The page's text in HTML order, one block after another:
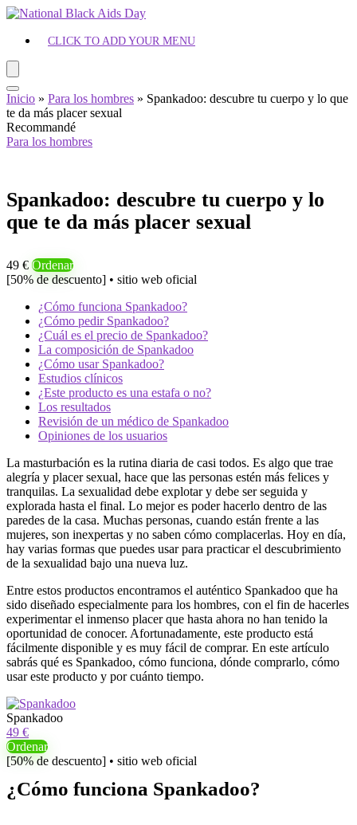
CLICK TO ADD YOUR MENU
Inicio » Para los hombres » Spankadoo: descubre tu cuerpo y lo que
te da más placer sexual
Recommandé
Para los hombres
Spankadoo: descubre tu cuerpo y lo
que te da más placer sexual
49 € Ordenar
[50% de descuento] • sitio web oficial
¿Cómo funciona Spankadoo?
¿Cómo pedir Spankadoo?
¿Cuál es el precio de Spankadoo?
La composición de Spankadoo
¿Cómo usar Spankadoo?
Estudios clínicos
¿Este producto es una estafa o no?
Los resultados
Revisión de un médico de Spankadoo
Opiniones de los usuarios
La masturbación es la rutina diaria de casi todos. Es algo que trae
alegría y placer sexual, hace que las personas estén más felices y
tranquilas. La sexualidad debe explotar y debe ser seguida y
explorada hasta el final. Lo mejor es poder hacerlo dentro de las
paredes de la casa. Muchas personas, cuando están frente a las
mujeres, son inexpertas y no saben cómo complacerlas. Hoy en día,
hay varias formas que puedes usar para practicar el descubrimiento
de la sexualidad bajo una nueva luz.
Entre estos productos encontramos el auténtico Spankadoo que ha
sido diseñado especialmente para los hombres, con el fin de hacerles
experimentar el inmenso placer que hasta ahora no han tenido la
oportunidad de conocer. Afortunadamente, este producto está
fácilmente disponible y es muy fácil de comprar. En este artículo
sabrás qué es Spankadoo, cómo funciona, dónde comprarlo, cómo
usar este producto y por cuánto tiempo.
Spankadoo
49 €
Ordenar
[50% de descuento] • sitio web oficial
¿Cómo funciona Spankadoo?